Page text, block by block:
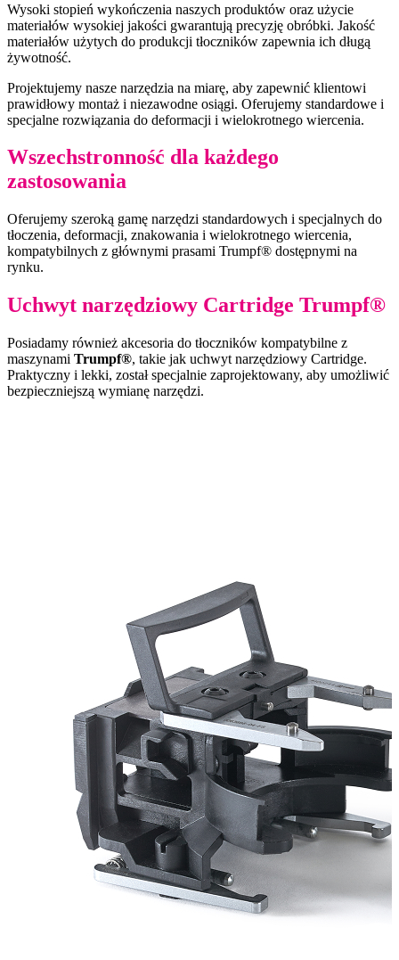
Wysoki stopień wykończenia naszych produktów oraz użycie
materiałów wysokiej jakości gwarantują precyzję obróbki. Jakość
materiałów użytych do produkcji tłoczników zapewnia ich długą
żywotność.
Projektujemy nasze narzędzia na miarę, aby zapewnić klientowi
prawidłowy montaż i niezawodne osiągi. Oferujemy standardowe i
specjalne rozwiązania do deformacji i wielokrotnego wiercenia.
Wszechstronność dla każdego
zastosowania
Oferujemy szeroką gamę narzędzi standardowych i specjalnych do
tłoczenia, deformacji, znakowania i wielokrotnego wiercenia,
kompatybilnych z głównymi prasami Trumpf® dostępnymi na
rynku.
Uchwyt narzędziowy Cartridge Trumpf®
Posiadamy również akcesoria do tłoczników kompatybilne z
maszynami Trumpf®, takie jak uchwyt narzędziowy Cartridge.
Praktyczny i lekki, został specjalnie zaprojektowany, aby umożliwić
bezpieczniejszą wymianę narzędzi.